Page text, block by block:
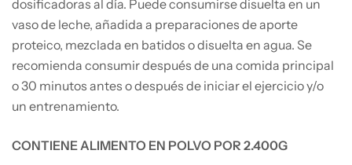
dosificadoras al día. Puede consumirse disuelta en un
vaso de leche, añadida a preparaciones de aporte
proteico, mezclada en batidos o disuelta en agua. Se
recomienda consumir después de una comida principal
o 30 minutos antes o después de iniciar el ejercicio y/o
un entrenamiento.
CONTIENE ALIMENTO EN POLVO POR 2.400G